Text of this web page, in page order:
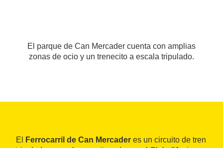
El parque de Can Mercader cuenta con amplias
zonas de ocio y un trenecito a escala tripulado.
El Ferrocarril de Can Mercader es un circuito de tren